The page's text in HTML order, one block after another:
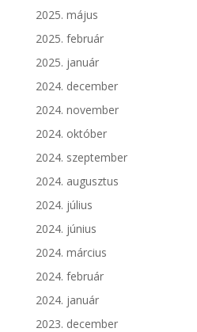
2025. május
2025. február
2025. január
2024. december
2024. november
2024. október
2024. szeptember
2024. augusztus
2024. július
2024. június
2024. március
2024. február
2024. január
2023. december